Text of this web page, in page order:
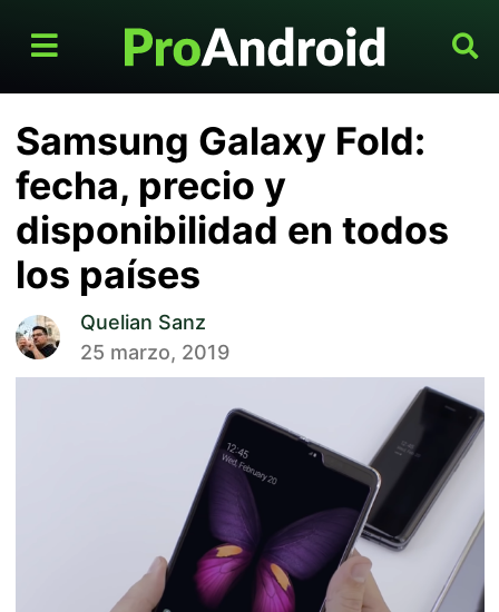
Samsung Galaxy Fold:
fecha, precio y
disponibilidad en todos
los países
Quelian Sanz
25 marzo, 2019